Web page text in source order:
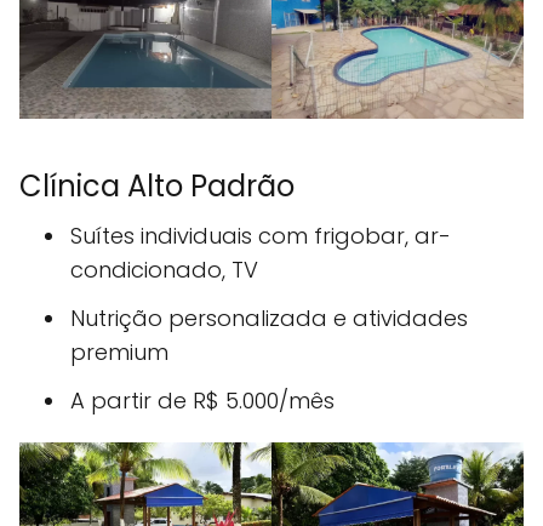
Clínica Alto Padrão
Suítes individuais com frigobar, ar-
condicionado, TV
Nutrição personalizada e atividades
premium
A partir de R$ 5.000/mês